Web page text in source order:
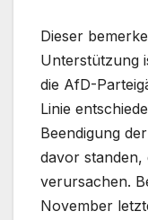
Dieser
Unterstützung
die AfD-
Linie
Beendigung
davor standen,
verursachen.
November